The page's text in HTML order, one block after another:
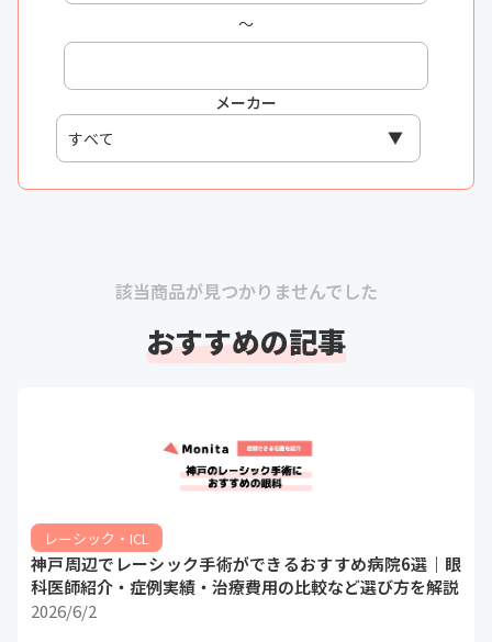
〜
メーカー
該当商品が見つかりませんでした
おすすめの記事
レーシック・ICL
神戸周辺でレーシック手術ができるおすすめ病院6選｜眼
科医師紹介・症例実績・治療費用の比較など選び方を解説
2026/6/2